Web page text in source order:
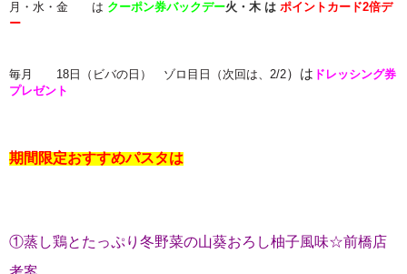
月・水・金 は クーポン券バックデー火・木 は ポイントカード2倍デ
ー
毎月 18日（ビバの日） ゾロ目日（次回は、2/2）は ドレッシング券
プレゼント
期間限定おすすめパスタは
①蒸し鶏とたっぷり冬野菜の山葵おろし柚子風味☆前橋店